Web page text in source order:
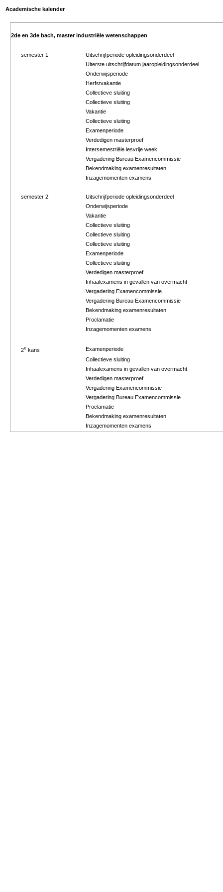
Academische kalender
2de en 3de bach, master industriële wetenschappen
semester 1
Uitschrijfperiode opleidingsonderdeel
Uiterste uitschrijfdatum jaaropleidingsonderdeel
Onderwijsperiode
Herfstvakantie
Collectieve sluiting
Collectieve sluiting
Vakantie
Collectieve sluiting
Examenperiode
Verdedigen masterproef
Intersemestriële lesvrije week
Vergadering Bureau Examencommissie
Bekendmaking examenresultaten
Inzagemomenten examens
semester 2
Uitschrijfperiode opleidingsonderdeel
Onderwijsperiode
Vakantie
Collectieve sluiting
Collectieve sluiting
Collectieve sluiting
Examenperiode
Collectieve sluiting
Verdedigen masterproef
Inhaalexamens in gevallen van overmacht
Vergadering Examencommissie
Vergadering Bureau Examencommissie
Bekendmaking examenresultaten
Proclamatie
Inzagemomenten examens
2e kans
Examenperiode
Collectieve sluiting
Inhaalexamens in gevallen van overmacht
Verdedigen masterproef
Vergadering Examencommissie
Vergadering Bureau Examencommissie
Proclamatie
Bekendmaking examenresultaten
Inzagemomenten examens